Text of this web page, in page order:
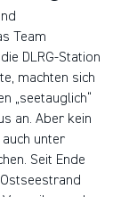
Team
DLRG-Station
machten sich
„seetauglich“
an. Aber kein
unter
Seit Ende